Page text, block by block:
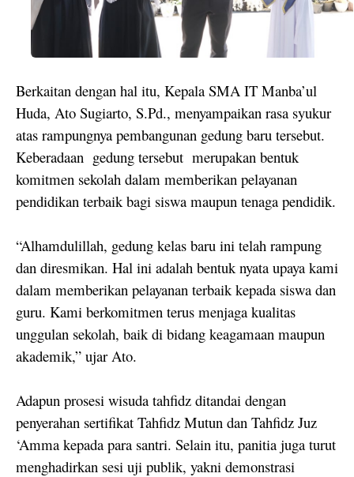
Berkaitan dengan hal itu, Kepala SMA IT Manba’ul
Huda, Ato Sugiarto, S.Pd., menyampaikan rasa syukur
atas rampungnya pembangunan gedung baru tersebut.
Keberadaan gedung tersebut merupakan bentuk
komitmen sekolah dalam memberikan pelayanan
pendidikan terbaik bagi siswa maupun tenaga pendidik.
“Alhamdulillah, gedung kelas baru ini telah rampung
dan diresmikan. Hal ini adalah bentuk nyata upaya kami
dalam memberikan pelayanan terbaik kepada siswa dan
guru. Kami berkomitmen terus menjaga kualitas
unggulan sekolah, baik di bidang keagamaan maupun
akademik,” ujar Ato.
Adapun prosesi wisuda tahfidz ditandai dengan
penyerahan sertifikat Tahfidz Mutun dan Tahfidz Juz
‘Amma kepada para santri. Selain itu, panitia juga turut
menghadirkan sesi uji publik, yakni demonstrasi